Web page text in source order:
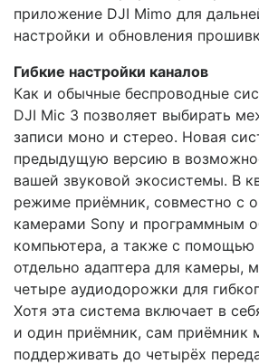
приложение DJI Mimo для
настройки и обновления
Гибкие настройки каналов
Как и обычные беспроводные
DJI Mic 3 позволяет выбирать
записи моно и стерео. Новая
предыдущую версию в
вашей звуковой экосистемы. В
режиме приёмник, совместно с
камерами Sony и программным
компьютера, а также с помощью
отдельно адаптера для камеры,
четыре аудиодорожки для
Хотя эта система включает в
и один приёмник, сам приёмник
поддерживать до четырёх